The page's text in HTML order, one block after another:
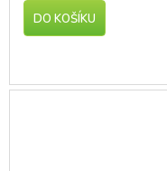
DO KOŠÍKU